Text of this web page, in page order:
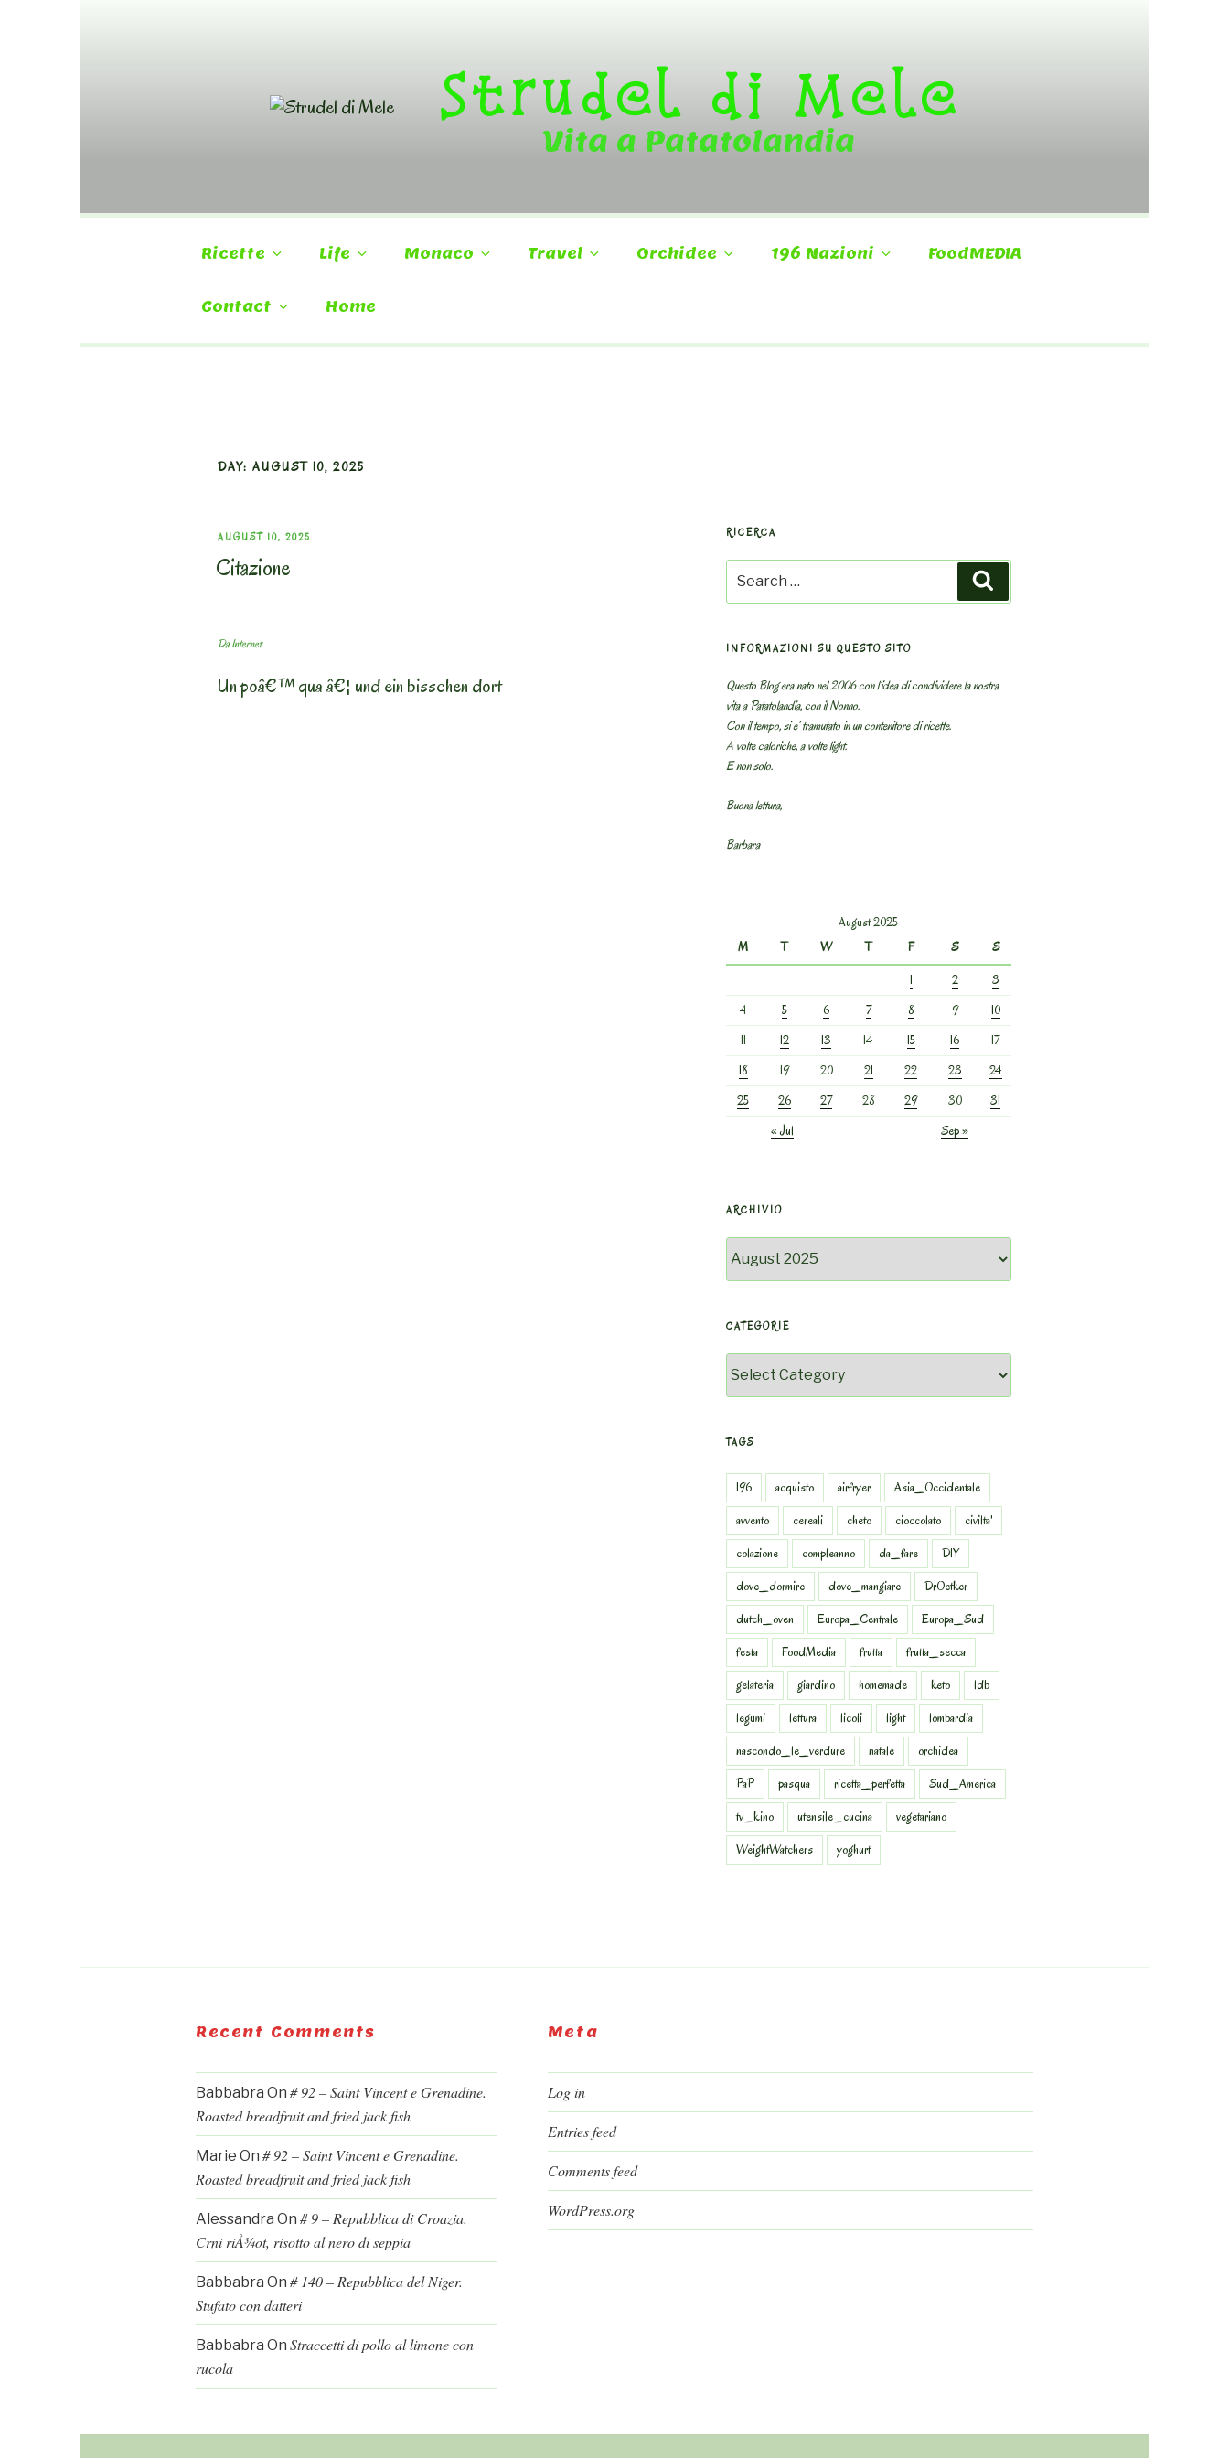
Strudel di Mele
Vita a Patatolandia
Ricette Life Monaco Travel Orchidee 196 Nazioni FoodMEDIA
Contact Home
DAY: AUGUST 10, 2025
POSTED
ON
AUGUST 10, 2025
Citazione
Da Internet
Un poâ€™ qua â€¦ und ein bisschen dort
RICERCA
for:
INFORMAZIONI SU QUESTO SITO
Questo Blog era nato nel 2006 con l’idea di condividere la nostra
vita a Patatolandia, con il Nonno.
Con il tempo, si e’ tramutato in un contenitore di ricette.
A volte caloriche, a volte light.
E non solo.
Buona lettura,
Barbara
August 2025
M
T W T F S
S
1
2
3
4
5 6 7 8 9
10
11
12 13 14 15 16
17
18
19 20 21 22 23
24
25
26 27 28 29 30
31
« Jul
Sep »
ARCHIVIO
CATEGORIE
TAGS
196 acquisto airfryer
Asia_Occidentale
avvento
cereali cheto cioccolato
civilta'
colazione
compleanno da_fare
DIY
dove_dormire
dove_mangiare
DrOetker
dutch_oven
Europa_Centrale
Europa_Sud
festa
FoodMedia frutta
frutta_secca
gelateria
giardino homemade keto
ldb
legumi
lettura licoli light
lombardia
nascondo_le_verdure
natale
orchidea
PaP
pasqua ricetta_perfetta
Sud_America
tv_kino
utensile_cucina
vegetariano
WeightWatchers
yoghurt
Recent Comments
Babbabra On # 92 – Saint Vincent e Grenadine.
Roasted breadfruit and fried jack fish
Marie On # 92 – Saint Vincent e Grenadine.
Roasted breadfruit and fried jack fish
Alessandra On # 9 – Repubblica di Croazia.
Crni riÅ¾ot, risotto al nero di seppia
Babbabra On # 140 – Repubblica del Niger.
Stufato con datteri
Babbabra On Straccetti di pollo al limone con
rucola
Meta
Log in
Entries feed
Comments feed
WordPress.org